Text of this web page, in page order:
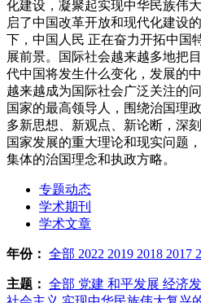
化建设，凝聚起实现中华民族伟
启了中国改革开放和现代化建设
下，中国人民 正在奋力开拓中国
展前景。国际社会越来越多地把
代中国将发生什么变化，发展的
越来越成为国际社会广泛关注的
国家的最高领导人，围绕治国理
多新思想、新观点、新论断，深
国家发展的重大理论和现实问题
集体的治国理念和执政方略。
专题动态
学术期刊
学术文章
年份： 全部 2022 2019 2018 2017
主题： 全部 党建 和平发展 经济